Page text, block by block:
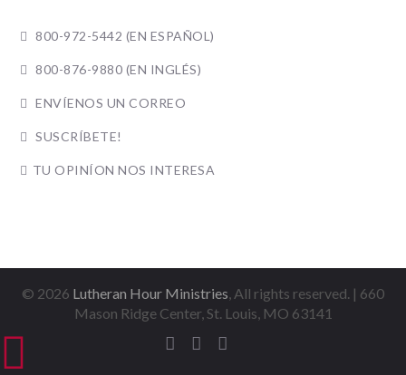
 800-972-5442 (EN ESPAÑOL)
 800-876-9880 (EN INGLÉS)
 ENVÍENOS UN CORREO
 SUSCRÍBETE!
 TU OPINÍON NOS INTERESA
© 2026 Lutheran Hour Ministries, All rights reserved. | 660
Mason Ridge Center, St. Louis, MO 63141
  
